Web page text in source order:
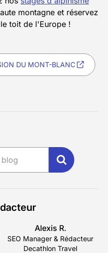
montagne et réservez
toit de l'Europe !
DU MONT-BLANC
Alexis R.
SEO Manager & Rédacteur
Decathlon Travel